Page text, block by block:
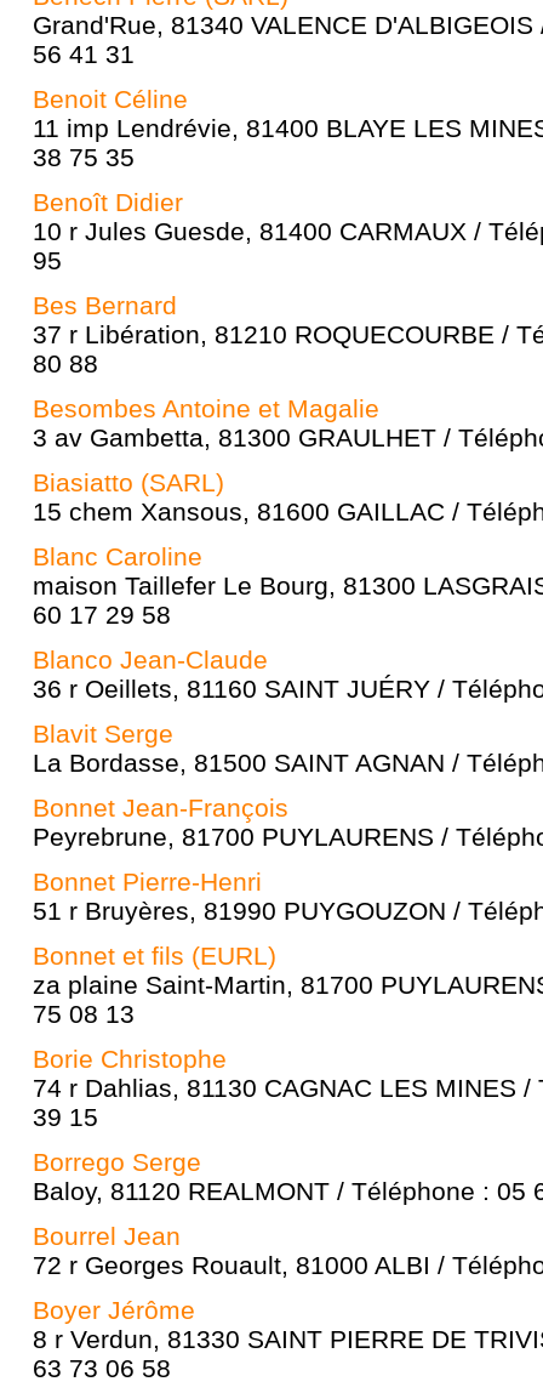
Grand'Rue, 81340 VALENCE
56 41 31
Benoit Céline
11 imp Lendrévie, 81400 BLAYE LES
38 75 35
Benoît Didier
10 r Jules Guesde, 81400 CARMAUX /
95
Bes Bernard
37 r Libération, 81210 ROQUECOURBE /
80 88
Besombes Antoine et Magalie
3 av Gambetta, 81300 GRAULHET /
Biasiatto (SARL)
15 chem Xansous, 81600 GAILLAC /
Blanc Caroline
maison Taillefer Le Bourg, 81300
60 17 29 58
Blanco Jean-Claude
36 r Oeillets, 81160 SAINT JUÉRY /
Blavit Serge
La Bordasse, 81500 SAINT AGNAN /
Bonnet Jean-François
Peyrebrune, 81700 PUYLAURENS /
Bonnet Pierre-Henri
51 r Bruyères, 81990 PUYGOUZON /
Bonnet et fils (EURL)
za plaine Saint-Martin, 81700
75 08 13
Borie Christophe
74 r Dahlias, 81130 CAGNAC LES MINES
39 15
Borrego Serge
Baloy, 81120 REALMONT / Téléphone : 05
Bourrel Jean
72 r Georges Rouault, 81000 ALBI /
Boyer Jérôme
8 r Verdun, 81330 SAINT PIERRE DE
63 73 06 58